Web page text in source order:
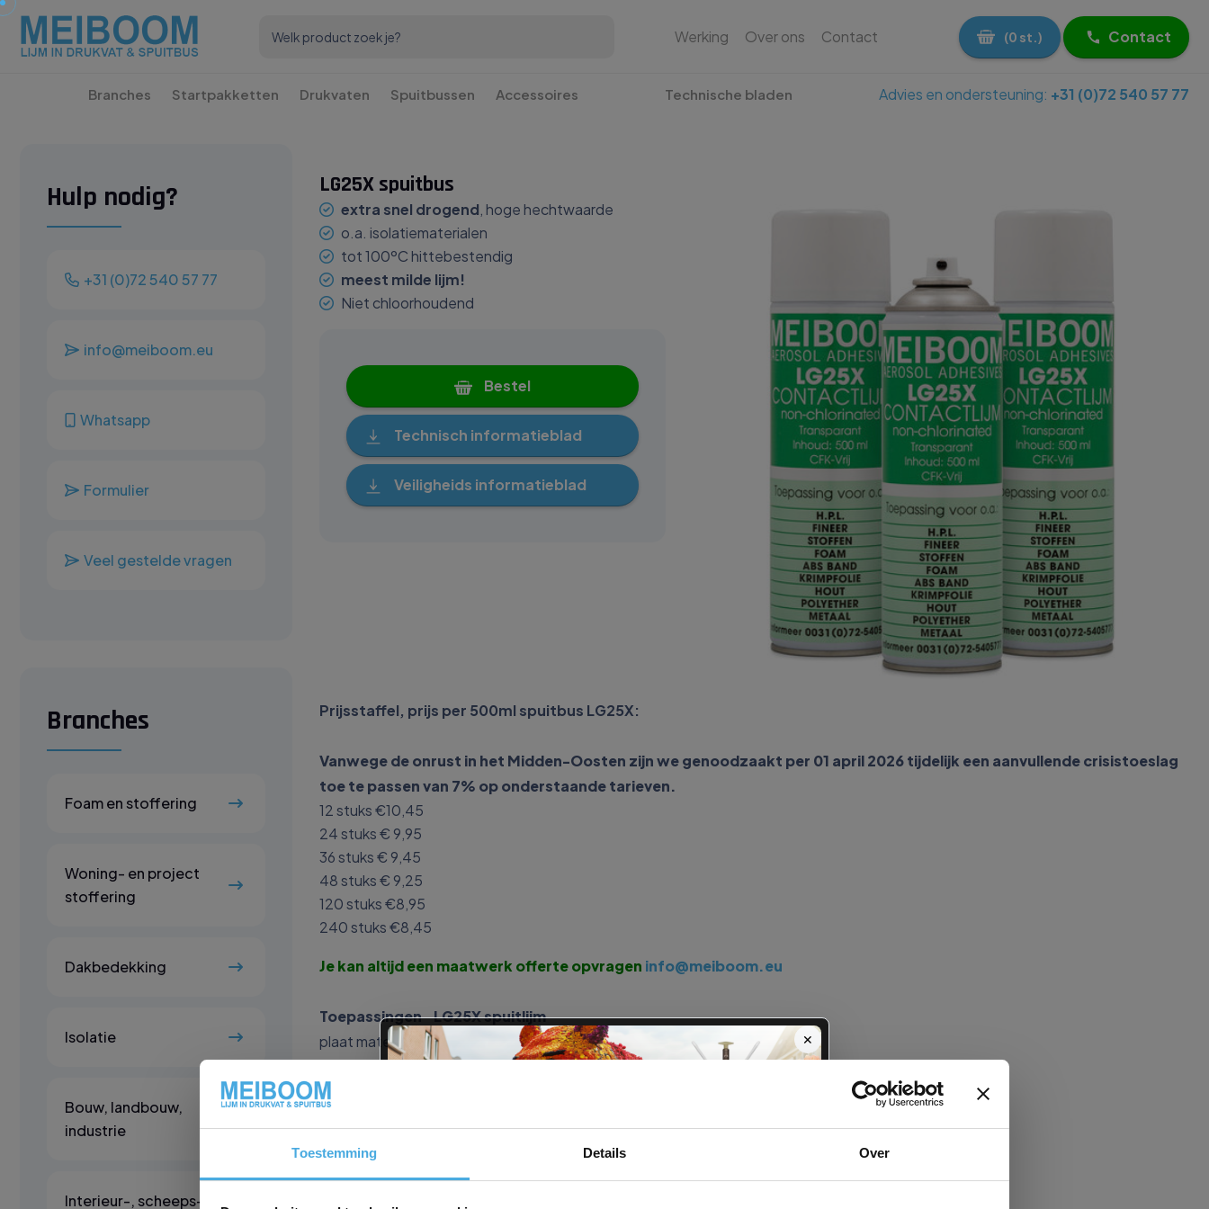
Toestemming Details Over
Werking Over ons Contact (0 st.) Contact
Branches Startpakketten Drukvaten Spuitbussen Accessoires Technische bladen Advies en ondersteuning: +31 (0)72 540 57 77
Hulp nodig?
+31 (0)72 540 57 77
info@meiboom.eu
Whatsapp
Formulier
Veel gestelde vragen
Branches
Foam en stoffering
Woning- en project
stoffering
Dakbedekking
Isolatie
Bouw, landbouw,
industrie
Interieur-, scheeps- &
LG25X spuitbus
extra snel drogend , hoge hechtwaarde
o.a. isolatiematerialen
tot 100ºC hittebestendig
meest milde lijm!
Niet chloorhoudend
Bestel
Technisch informatieblad
Veiligheids informatieblad
Prijsstaffel, prijs per 500ml spuitbus LG25X:
Vanwege de onrust in het Midden-Oosten zijn we genoodzaakt per 01 april 2026 tijdelijk een aanvullende crisistoeslag
toe te passen van 7% op onderstaande tarieven.
12 stuks €10,45
24 stuks € 9,95
36 stuks € 9,45
48 stuks € 9,25
120 stuks €8,95
240 stuks €8,45
Je kan altijd een maatwerk offerte opvragen info@meiboom.eu
Toepassingen LG25X spuitlijm
plaat materiaal
foam & stoffering
✕